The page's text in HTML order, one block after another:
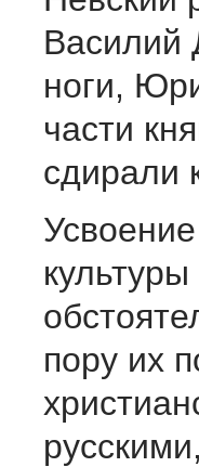
Василий
ноги,
части
сдирали
пору их